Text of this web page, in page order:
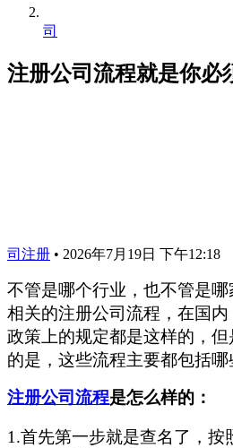
司
注册公司流程就是你必
司注册 • 2026年7月19日 下午12:18
不管是哪个行业，也不管是
相关的注册公司流程，在国内
政策上的规定都是这样的，
的是，这些流程主要都包括哪
注册公司流程是怎么样的：
1.首先第一步就是查名了，按